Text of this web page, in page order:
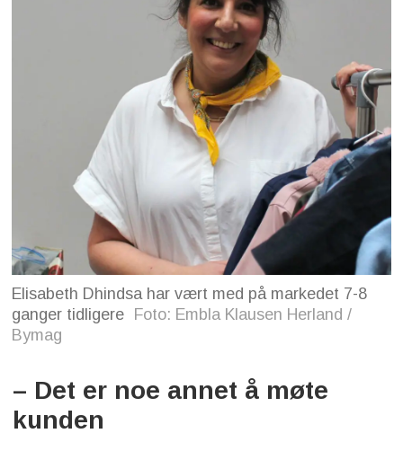
Elisabeth Dhindsa har vært med på markedet 7-8
ganger tidligere
Foto: Embla Klausen Herland /
Bymag
– Det er noe annet å møte
kunden